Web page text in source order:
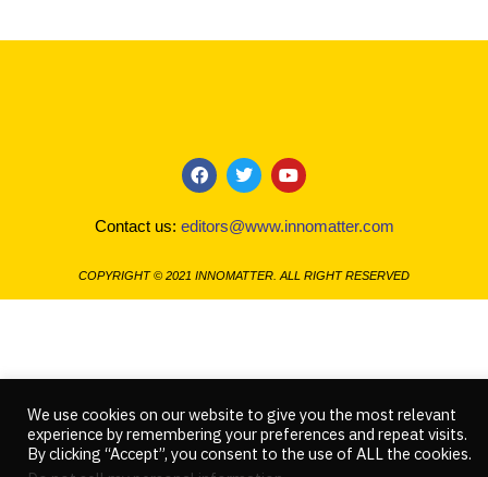
F
a
c
e
o
o
k
T
w
i
t
e
r
Y
o
u
t
b
e
Contact us: editors@www.innomatter.com
COPYRIGHT © 2021 INNOMATTER. ALL RIGHT RESERVED
We use cookies on our website to give you the most relevant
experience by remembering your preferences and repeat visits.
By clicking “Accept”, you consent to the use of ALL the cookies.